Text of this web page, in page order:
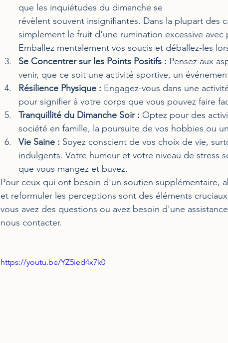
que les inquiétudes du dimanche se
révèlent souvent insignifiantes. Dans la plupart des
simplement le fruit d'une rumination excessive
Emballez mentalement vos soucis et déballez-les
Se Concentrer sur les Points Positifs : Pensez aux
venir, que ce soit une activité sportive, un
Résilience Physique : Engagez-vous dans une
pour signifier à votre corps que vous pouvez faire
Tranquillité du Dimanche Soir : Optez pour des
société en famille, la poursuite de vos hobbies ou
Vie Saine : Soyez conscient de vos choix de vie,
indulgents. Votre humeur et votre niveau de stress
que vous mangez et buvez.
Pour ceux qui ont besoin d'un soutien supplémentaire,
et reformuler les perceptions sont des éléments
vous avez des questions ou avez besoin d'une
nous contacter.
https://youtu.be/YZ5ied4x7k0